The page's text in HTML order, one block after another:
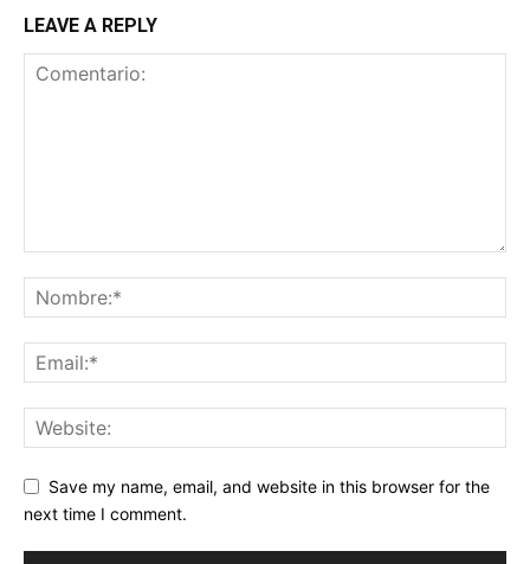
LEAVE A REPLY
Save my name, email, and website in this browser for the
next time I comment.